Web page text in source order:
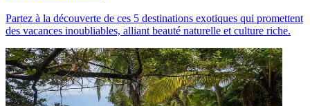
Partez à la découverte de ces 5 destinations exotiques qui promettent
des vacances inoubliables, alliant beauté naturelle et culture riche.